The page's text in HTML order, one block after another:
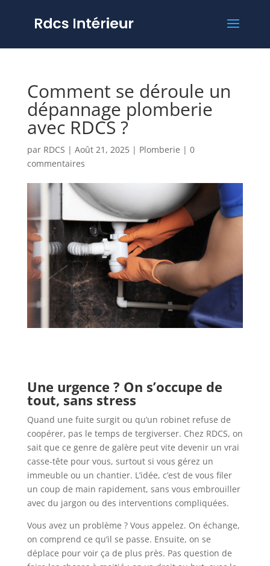
Comment se déroule un
dépannage plomberie
avec RDCS ?
par RDCS | Août 21, 2025| Plomberie | 0
commentaires
Une urgence ? On s’occupe de
tout, sans stress
Quand une fuite surgit ou qu’un robinet refuse de
coopérer, pas le temps de tergiverser. Chez RDCS, on
sait que ce genre de galère peut vite devenir un vrai
casse-tête pour vous, surtout si vous gérez un
immeuble ou un chantier. L’idée, c’est de vous filer
un coup de main rapidement, sans vous embrouiller
avec du jargon ou des interventions compliquées.
Vous avez un problème ? Vous appelez. On échange,
on comprend ce qu’il se passe. Ensuite, on se
déplace pour voir ça de plus près. Pas question de